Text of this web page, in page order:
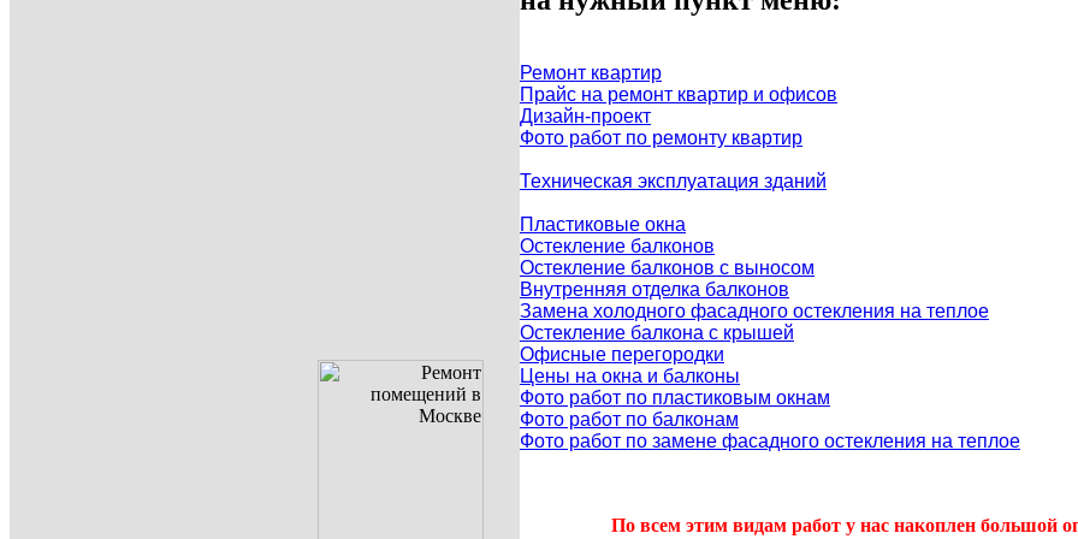
Ремонт квартир
Прайс на ремонт квартир и офисов
Дизайн-проект
Фото работ по ремонту квартир
Техническая эксплуатация зданий
Пластиковые окна
Остекление балконов
Остекление балконов с выносом
Внутренняя отделка балконов
Замена холодного фасадного остекления на теплое
Остекление балкона с крышей
Офисные перегородки
Цены на окна и балконы
Фото работ по пластиковым окнам
Фото работ по балконам
Фото работ по замене фасадного остекления на теплое
По всем этим видам работ у нас накоплен большой